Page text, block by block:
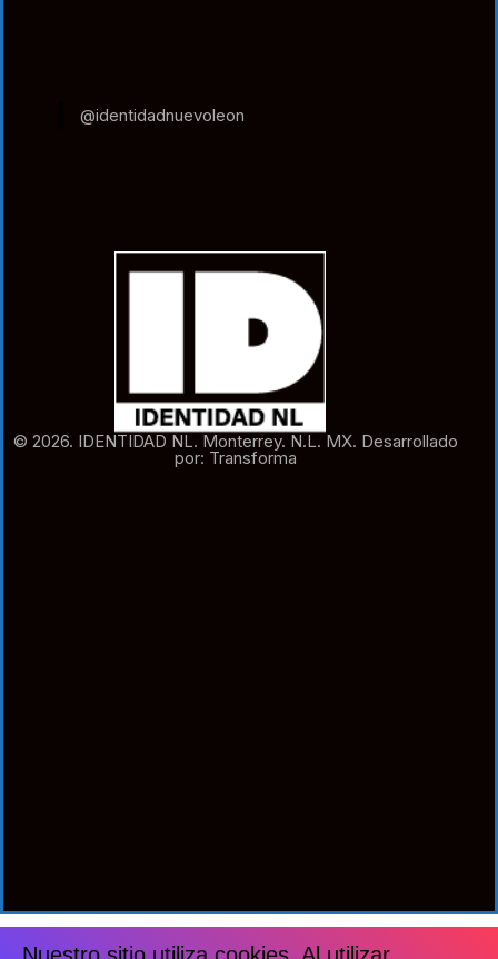
@identidadnuevoleon
© 2026. IDENTIDAD NL. Monterrey. N.L. MX. Desarrollado
por: Transforma